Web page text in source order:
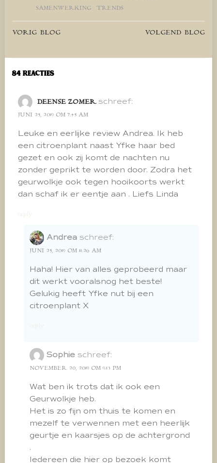
SAMENWERKING
TRENDS
Bericht
navigatie
VORIG BLOG
Bericht
navigatie
VOLGEND BLOG
84 Reacties
DEENSE ZOMER schreef:
JUNI 25, 2019 OM 7:45 AM
Leuke en eerlijke review Andrea. Ik heb
een citroenplant naast Yfke haar bed
gezet en ook zij komt de nachten nu
zonder geprikt te worden door. Zodra het
geurwolkje ook tegen hooikoorts werkt
dan schaf ik er eentje aan . Liefs Linda
reply
Andrea schreef:
JUNI 25, 2019 OM 11:26 AM
Haha! Hier van alles geprobeerd maar
dit werkt vooralsnog het beste!
Gelukig heeft Yfke nut bij een
citroenplant X
reply
Sophie schreef:
NOVEMBER 20, 2019 OM 9:13 PM
Wat ben ik trots dat ik ook een
Geurwolkje heb.
Het is zo fijn om thuis te komen en
mezelf te verwennen met een heerlijk
geurtje en kaarsjes op de achtergrond
.
Iedereen die hier op bezoek komt